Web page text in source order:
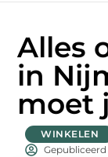
Alles
in
moet
WINKELEN